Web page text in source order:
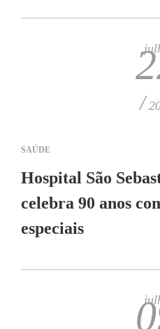
/
SAÚDE
Hospital São
celebra 90 anos
especiais